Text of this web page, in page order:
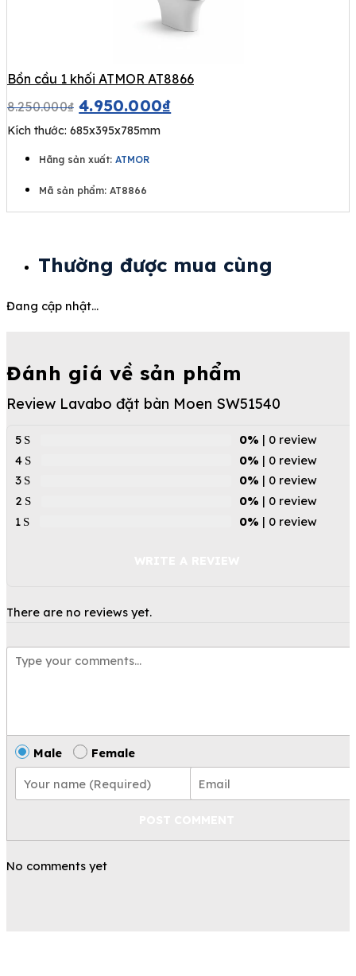
Bồn cầu 1 khối ATMOR AT8866
8.250.000₫ 4.950.000₫
Kích thước: 685x395x785mm
Hãng sản xuất: ATMOR
Mã sản phẩm: AT8866
Thường được mua cùng
Đang cập nhật...
Đánh giá về sản phẩm
Review Lavabo đặt bàn Moen SW51540
5 0% | 0 review
4
0% | 0 review
3
0% | 0 review
2
0% | 0 review
1
0% | 0 review
There are no reviews yet.
Male Female
No comments yet